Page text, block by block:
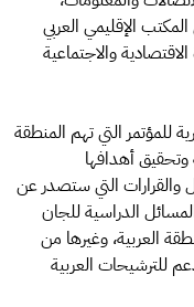
الإقليمي العربي
والاجتماعية
للمؤتمر التي تهم المنطقة
أهدافها
التي ستصدر عن
الدراسية للجان
العربية، وغيرها من
للترشيحات العربية